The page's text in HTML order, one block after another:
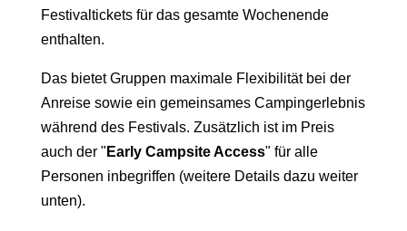
Festivaltickets für das gesamte Wochenende
enthalten.
Das bietet Gruppen maximale Flexibilität bei der
Anreise sowie ein gemeinsames Campingerlebnis
während des Festivals. Zusätzlich ist im Preis
auch der " Early Campsite Access" für alle
Personen inbegriffen (weitere Details dazu weiter
unten).